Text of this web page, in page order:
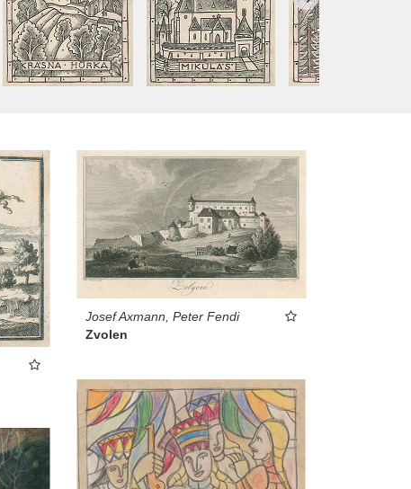
Josef Axmann, Peter Fendi
Zvolen